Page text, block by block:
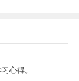
心得。